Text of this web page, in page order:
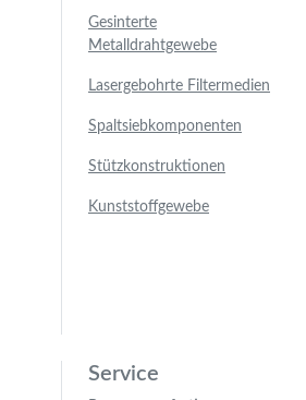
Gesinterte
Metalldrahtgewebe
Lasergebohrte Filtermedien
Spaltsiebkomponenten
Stützkonstruktionen
Kunststoffgewebe
Service